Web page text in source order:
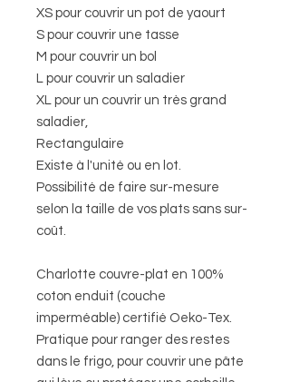
XS pour couvrir un pot de yaourt
S pour couvrir une tasse
M pour couvrir un bol
L pour couvrir un saladier
XL pour un couvrir un très grand
saladier,
Rectangulaire
Existe à l'unité ou en lot.
Possibilité de faire sur-mesure
selon la taille de vos plats sans sur-
coût.
Charlotte couvre-plat en 100%
coton enduit (couche
imperméable) certifié Oeko-Tex.
Pratique pour ranger des restes
dans le frigo, pour couvrir une pâte